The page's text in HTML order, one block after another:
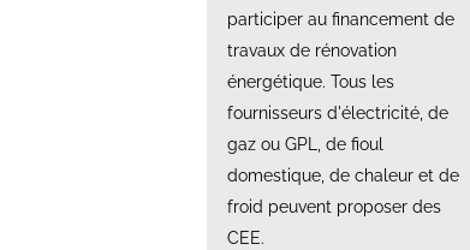
participer au financement de
travaux de rénovation
énergétique. Tous les
fournisseurs d'électricité, de
gaz ou GPL, de fioul
domestique, de chaleur et de
froid peuvent proposer des
CEE.